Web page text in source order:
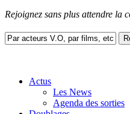
Rejoignez sans plus attendre la
Actus
Les News
Agenda des sorties